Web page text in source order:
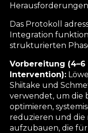
Herausforderungen
Das Protokoll
Integration
strukturierten
Vorbereitung
Intervention):
Shiitake und
verwendet, um die
optimieren,
reduzieren und die
aufzubauen, die